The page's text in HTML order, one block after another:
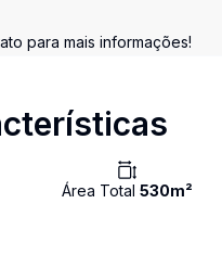
para mais informações!
Área Total 530m²